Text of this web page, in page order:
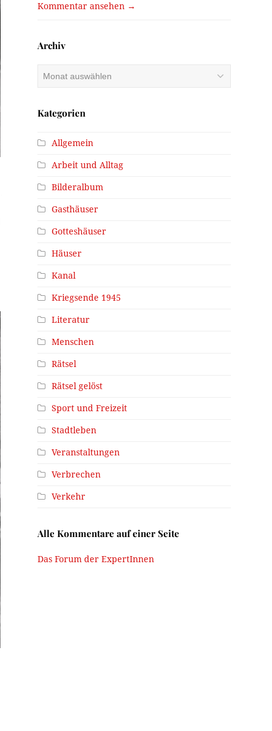
Kommentar ansehen →
Archiv
Archiv
Kategorien
Allgemein
Arbeit und Alltag
Bilderalbum
Gasthäuser
Gotteshäuser
Häuser
Kanal
Kriegsende 1945
Literatur
Menschen
Rätsel
Rätsel gelöst
Sport und Freizeit
Stadtleben
Veranstaltungen
Verbrechen
Verkehr
Alle Kommentare auf einer Seite
Das Forum der ExpertInnen